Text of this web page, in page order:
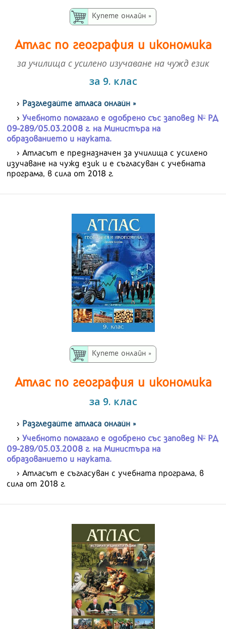
Купете онлайн »
Атлас по география и икономика
за училища с усилено изучаване на чужд език
за 9. клас
Разгледайте атласа онлайн »
Учебното помагало е одобрено със заповед № РД
09-289/05.03.2008 г. на Mинистъра на
образованието и науката.
Атласът е предназначен за училища с усилено
изучаване на чужд език и е съгласуван с учебната
програма, в сила от 2018 г.
Купете онлайн »
Атлас по география и икономика
за 9. клас
Разгледайте атласа онлайн »
Учебното помагало е одобрено със заповед № РД
09-289/05.03.2008 г. на Mинистъра на
образованието и науката.
Атласът е съгласуван с учебната програма, в
сила от 2018 г.